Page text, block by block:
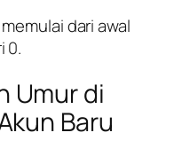
dari awal
0.
Umur di
Baru